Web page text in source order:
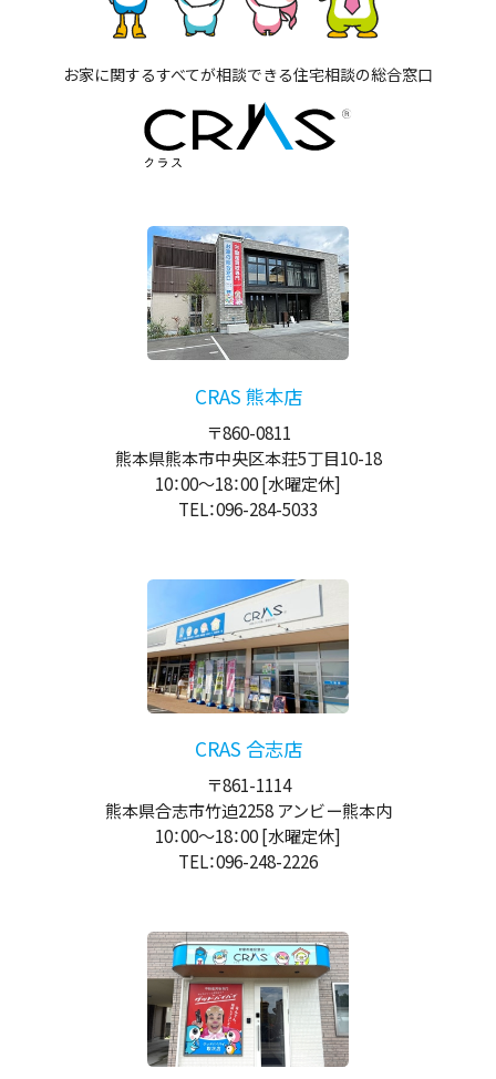
お家に関するすべてが相談できる住宅相談の総合窓口
CRAS 熊本店
〒860-0811
熊本県熊本市中央区本荘5丁目10-18
10：00～18：00[水曜定休]
TEL：096-284-5033
CRAS 合志店
〒861-1114
熊本県合志市竹迫2258 アンビー熊本内
10：00～18：00[水曜定休]
TEL：096-248-2226